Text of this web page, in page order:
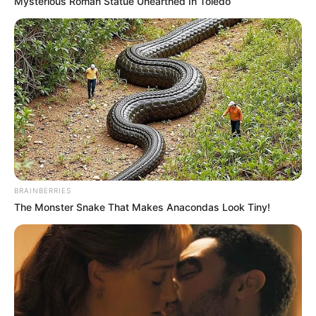
και έπαιρνε και λέγανε ‘’ μπορούμε να της πούμε
συλλυπητήρια; , μπορούμε να της μιλήσουμε; ‘’ ,
ήταν φοβερό.”
Τελευταία νέα
Υπουργείο Παιδείας: Ανακοινώθηκαν 95
ειδικότητες και 860 τμήματα των ΣΑΕΚ
– Πότε ξεκινούν οι αιτήσεις
έπεσε στη Γριά Βάθρα
Σκάνδαλο στη δημόσια ραδιοτηλεόραση
της Ιαπωνίας: Έκρυβαν σεξουαλική
κακοποίηση υπαλλήλου
BRAINBERRIES
The Monster Snake That Makes Anacondas Look Tiny!